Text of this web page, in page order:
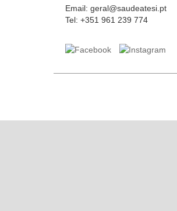
Email: geral@saudeatesi.pt
Tel: +351 961 239 774